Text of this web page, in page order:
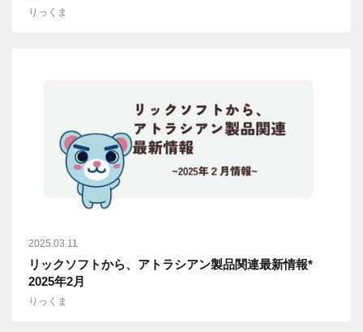
りっくま
2025.03.11
リックソフトから、アトラシアン製品関連最新情報*
2025年2月
りっくま